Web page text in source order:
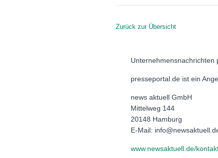
Zurück zur Übersicht
Unternehmensnachrichten
presseportal.de ist ein
news aktuell GmbH
Mittelweg 144
20148 Hamburg
E-Mail:
www.newsaktuell.de/